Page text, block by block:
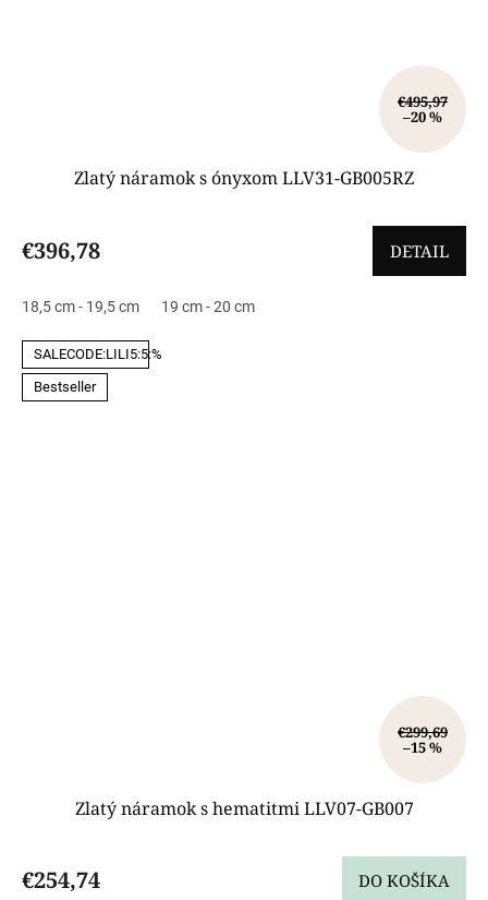
€495,97
–20 %
Zlatý náramok s ónyxom LLV31-GB005RZ
€396,78 DETAIL
18,5 cm - 19,5 cm 19 cm - 20 cm
SALECODE:LILI5:5:%
Bestseller
€299,69
–15 %
Zlatý náramok s hematitmi LLV07-GB007
€254,74 DO KOŠÍKA